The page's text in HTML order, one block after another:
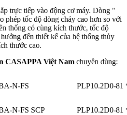
trực tiếp vào động cơ máy. Dòng "
tốc độ dòng chảy cao hơn so với
thống có cùng kích thước, tốc độ
đến thiết kế của hệ thống thủy
thước cao.
CASAPPA Việt Nam chuyên dùng:
N-FS PLP10.2D0-
N-FS SCP PLP10.2D0-